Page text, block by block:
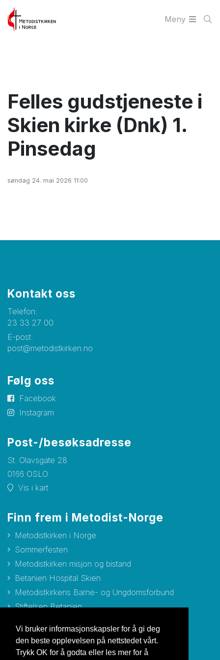
Vi bruker informasjonskapsler for å gi deg
den beste opplevelsen på nettstedet vårt.
Trykk OK for å godta eller les mer for å
Meny
Felles gudstjeneste i
Skien kirke (Dnk) 1.
Pinsedag
søndag 24. mai 2026 11:00
Kontakt oss
Telefon:
23 33 27 00
E-post:
post@metodistkirken.no
Følg oss
Facebook
Instagram
Post-/besøksadresse
St. Olavsgate 28
0166 OSLO
Vis i kart
Finn frem i Metodist-Norge
Metodistkirken i Norge
Sommerfesten
Metodistkirken misjon og bistand
Betanien Hospital Skien
Metodistkirkens Barne- og Ungdomsforbund
Stiftelsen Betanien